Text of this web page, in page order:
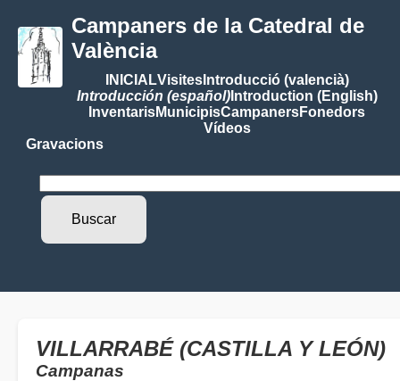
Campaners de la Catedral de
València
INICIALVisitesIntroducció (valencià)
Introducción (español)Introduction (English)
InventarisMunicipisCampanersFonedors
Vídeos
Gravacions
VILLARRABÉ (CASTILLA Y LEÓN)
Campanas